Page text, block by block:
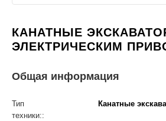
КАНАТНЫЕ
ЭЛЕКТРИЧЕСКИМ
Общая информация
Тип
техники::
Канатные